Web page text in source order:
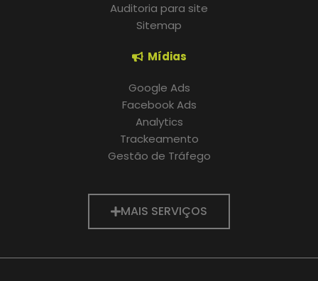
Auditoria para site
Sitemap
Mídias
Google Ads
Facebook Ads
Analytics
Trackeamento
Gestão de Tráfego
MAIS SERVIÇOS